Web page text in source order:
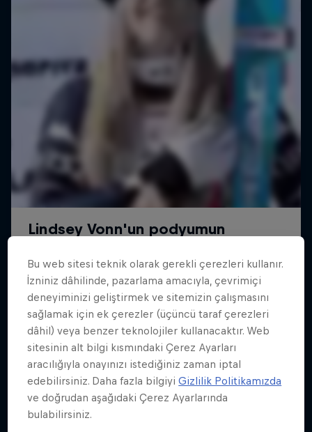
After the Snowfall
Kayağın en saf haliyle kutlanması!
KAYAK
Bu web sitesi teknik olarak gerekli çerezleri kullanır.
İzniniz dâhilinde, pazarlama amacıyla, çevrimiçi
deneyiminizi geliştirmek ve sitemizin çalışmasını
sağlamak için ek çerezler (üçüncü taraf çerezleri
dâhil) veya benzer teknolojiler kullanacaktır. Web
sitesinin alt bilgi kısmındaki Çerez Ayarları
aracılığıyla onayınızı istediğiniz zaman iptal
edebilirsiniz. Daha fazla bilgiyiGizlilik Politikamızda
ve doğrudan aşağıdaki Çerez Ayarlarında
bulabilirsiniz.